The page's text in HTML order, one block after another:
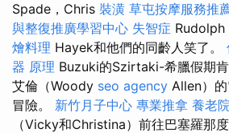
Spade，Chris 裝潢 草屯按摩服務推
與整復推廣學習中心 失智症 Rudolph
燴料理 Hayek和他們的同齡人笑了。
器 原理 Buzuki的Szirtaki-希臘假期
艾倫（Woody seo agency Allen）
冒險。 新竹月子中心 專業推拿 養老
（Vicky和Christina）前往巴塞羅那